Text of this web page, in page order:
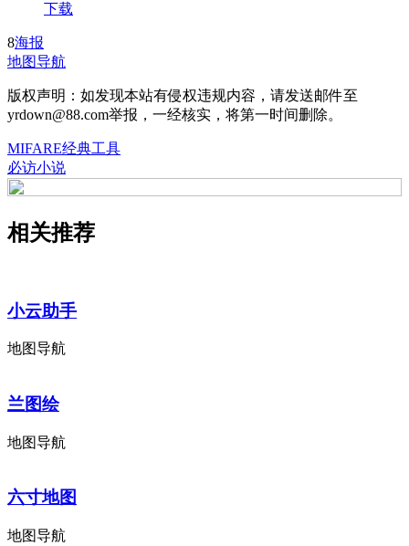
下载
8海报
地图导航
版权声明：如发现本站有侵权违规内容，请发送邮件至
yrdown@88.com举报，一经核实，将第一时间删除。
MIFARE经典工具
必访小说
相关推荐
小云助手
地图导航
兰图绘
地图导航
六寸地图
地图导航